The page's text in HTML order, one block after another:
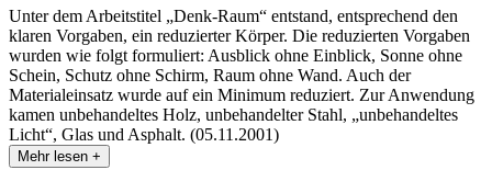
Unter dem Arbeitstitel „Denk-Raum“ entstand, entsprechend den
klaren Vorgaben, ein reduzierter Körper. Die reduzierten Vorgaben
wurden wie folgt formuliert: Ausblick ohne Einblick, Sonne ohne
Schein, Schutz ohne Schirm, Raum ohne Wand. Auch der
Materialeinsatz wurde auf ein Minimum reduziert. Zur Anwendung
kamen unbehandeltes Holz, unbehandelter Stahl, „unbehandeltes
Licht“, Glas und Asphalt. (05.11.2001)
Mehr lesen +